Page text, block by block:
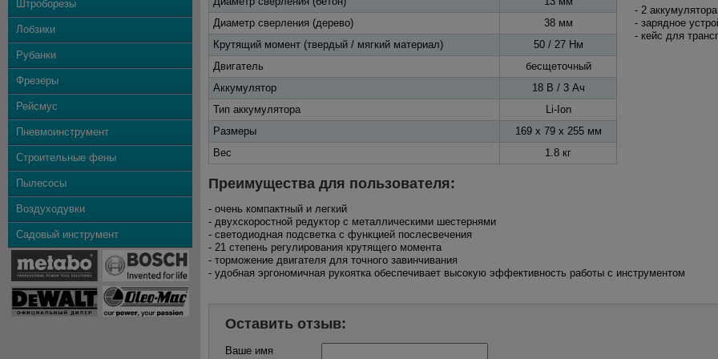
Штроборезы
Лобзики
Рубанки
Фрезеры
Рейсмус
Пневмоинструмент
Строительные фены
Пылесосы
Воздуходувки
Садовый инструмент
Диаметр сверления (дерево)
38 мм
Крутящий момент (твердый / мягкий материал)
50 / 27 Нм
Двигатель
бесщеточный
Аккумулятор
18 В / 3 Ач
Тип аккумулятора
Li-Ion
Размеры
169 x 79 x 255 мм
Вес
1.8 кг
- 2 аккумулятора
- зарядное
- кейс для
Преимущества для пользователя:
- очень компактный и легкий
- двухскоростной редуктор с металлическими шестернями
- светодиодная подсветка с функцией послесвечения
- 21 степень регулирования крутящего момента
- торможение двигателя для точного завинчивания
- удобная эргономичная рукоятка обеспечивает высокую эффективность работы с инструментом
Оставить отзыв:
Ваше имя